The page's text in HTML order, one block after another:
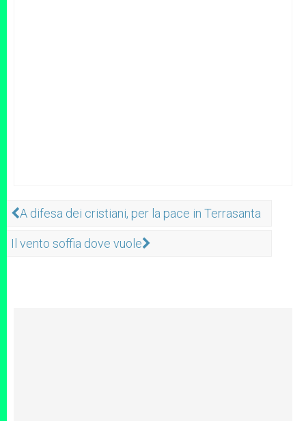
A difesa dei cristiani, per la pace in Terrasanta
Il vento soffia dove vuole